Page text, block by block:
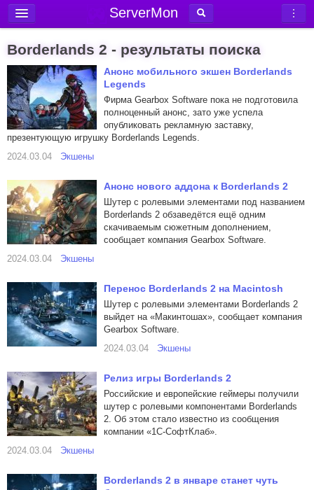
ServerMon
Новости
Блог
Статьи
Форум
Вход в аккаунт
Borderlands 2 - результаты поиска
Анонс мобильного экшен Borderlands
Legends
Фирма Gearbox Software пока не подготовила
полноценный анонс, зато уже успела
опубликовать рекламную заставку,
презентующую игрушку Borderlands Legends.
2024.03.04
Экшены
Анонс нового аддона к Borderlands 2
Шутер с ролевыми элементами под названием
Borderlands 2 обзаведётся ещё одним
скачиваемым сюжетным дополнением,
сообщает компания Gearbox Software.
2024.03.04
Экшены
Перенос Borderlands 2 на Macintosh
Шутер с ролевыми элементами Borderlands 2
выйдет на «Макинтошах», сообщает компания
Gearbox Software.
2024.03.04
Экшены
Релиз игры Borderlands 2
Российские и европейские геймеры получили
шутер с ролевыми компонентами Borderlands
2. Об этом стало известно из сообщения
компании «1С-СофтКлаб».
2024.03.04
Экшены
Borderlands 2 в январе станет чуть